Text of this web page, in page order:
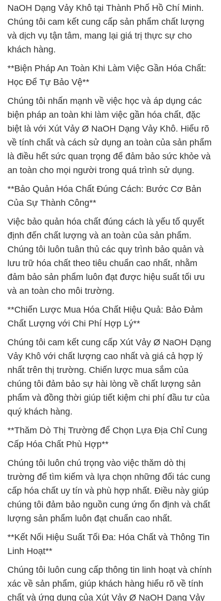
NaOH Dạng Vảy Khô tại Thành Phố Hồ Chí Minh.
Chúng tôi cam kết cung cấp sản phẩm chất lượng
và dịch vụ tận tâm, mang lại giá trị thực sự cho
khách hàng.
**Biện Pháp An Toàn Khi Làm Việc Gần Hóa Chất:
Học Để Tự Bảo Vệ**
Chúng tôi nhấn mạnh về việc học và áp dụng các
biện pháp an toàn khi làm việc gần hóa chất, đặc
biệt là với Xút Vảy Ø NaOH Dạng Vảy Khô. Hiểu rõ
về tính chất và cách sử dụng an toàn của sản phẩm
là điều hết sức quan trọng để đảm bảo sức khỏe và
an toàn cho mọi người trong quá trình sử dụng.
**Bảo Quản Hóa Chất Đúng Cách: Bước Cơ Bản
Của Sự Thành Công**
Việc bảo quản hóa chất đúng cách là yếu tố quyết
định đến chất lượng và an toàn của sản phẩm.
Chúng tôi luôn tuân thủ các quy trình bảo quản và
lưu trữ hóa chất theo tiêu chuẩn cao nhất, nhằm
đảm bảo sản phẩm luôn đạt được hiệu suất tối ưu
và an toàn cho môi trường.
**Chiến Lược Mua Hóa Chất Hiệu Quả: Bảo Đảm
Chất Lượng với Chi Phí Hợp Lý**
Chúng tôi cam kết cung cấp Xút Vảy Ø NaOH Dạng
Vảy Khô với chất lượng cao nhất và giá cả hợp lý
nhất trên thị trường. Chiến lược mua sắm của
chúng tôi đảm bảo sự hài lòng về chất lượng sản
phẩm và đồng thời giúp tiết kiệm chi phí đầu tư của
quý khách hàng.
**Thăm Dò Thị Trường để Chọn Lựa Địa Chỉ Cung
Cấp Hóa Chất Phù Hợp**
Chúng tôi luôn chú trọng vào việc thăm dò thị
trường để tìm kiếm và lựa chọn những đối tác cung
cấp hóa chất uy tín và phù hợp nhất. Điều này giúp
chúng tôi đảm bảo nguồn cung ứng ổn định và chất
lượng sản phẩm luôn đạt chuẩn cao nhất.
**Kết Nối Hiệu Suất Tối Đa: Hóa Chất và Thông Tin
Linh Hoạt**
Chúng tôi luôn cung cấp thông tin linh hoạt và chính
xác về sản phẩm, giúp khách hàng hiểu rõ về tính
chất và ứng dụng của Xút Vảy Ø NaOH Dạng Vảy